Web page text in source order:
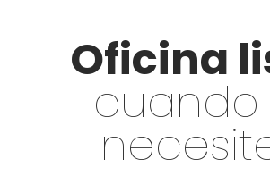
Oficina
cuando